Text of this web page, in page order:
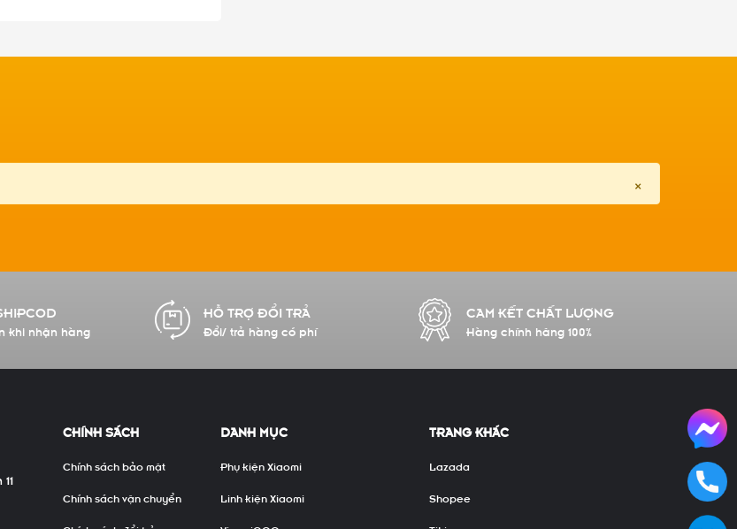
×
khi nhận hàng
HỖ TRỢ ĐỔI TRẢ
Đổi/ trả hàng có phí
CAM KẾT CHẤT LƯỢNG
Hàng chính hãng 100%
CHÍNH SÁCH
Chính sách bảo mật
Chính sách vận chuyển
DANH MỤC
Phụ kiện Xiaomi
Linh kiện Xiaomi
TRANG KHÁC
Lazada
Shopee